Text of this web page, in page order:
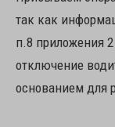
так как
п.8 приложения
отключение
основанием для